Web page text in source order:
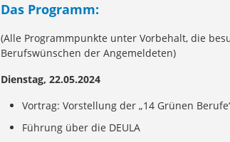
Das Programm:
(Alle Programmpunkte unter Vorbehalt, die
Berufswünschen der Angemeldeten)
Dienstag, 22.05.2024
Vortrag: Vorstellung der „14 Grünen
Führung über die DEULA